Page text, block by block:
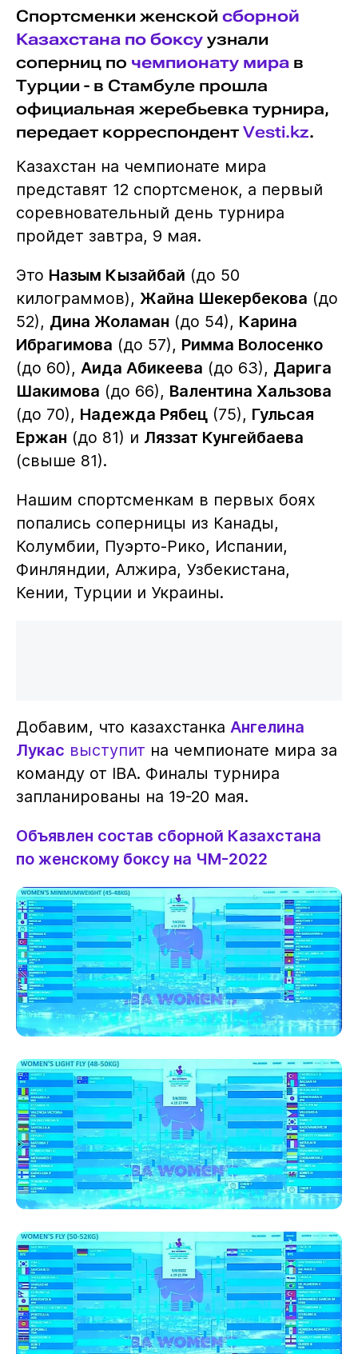
Спортсменки женской сборной
Казахстана по боксуузнали
соперниц по чемпионату мирав
Турции - в Стамбуле прошла
официальная жеребьевка турнира,
передает корреспондент Vesti.kz.
Казахстан на чемпионате мира
представят 12 спортсменок, а первый
соревновательный день турнира
пройдет завтра, 9 мая.
Это Назым Кызайбай (до 50
килограммов), Жайна Шекербекова (до
52), Дина Жоламан (до 54), Карина
Ибрагимова (до 57), Римма Волосенко
(до 60), Аида Абикеева (до 63), Дарига
Шакимова (до 66), Валентина Хальзова
(до 70), Надежда Рябец(75), Гульсая
Ержан (до 81) и Ляззат Кунгейбаева
(свыше 81).
Нашим спортсменкам в первых боях
попались соперницы из Канады,
Колумбии, Пуэрто-Рико, Испании,
Финляндии, Алжира, Узбекистана,
Кении, Турции и Украины.
Добавим, что казахстанка Ангелина
Лукас выступит на чемпионате мира за
команду от IBA. Финалы турнира
запланированы на 19-20 мая.
Объявлен состав сборной Казахстана
по женскому боксу на ЧМ-2022